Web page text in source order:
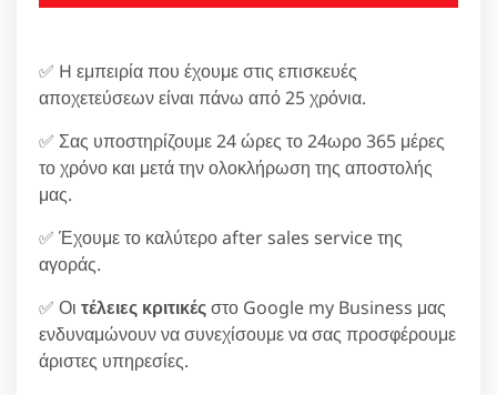
✅ H εμπειρία που έχουμε στις επισκευές
αποχετεύσεων είναι πάνω από 25 χρόνια.
✅ Σας υποστηρίζουμε 24 ώρες το 24ωρο 365 μέρες
το χρόνο και μετά την ολοκλήρωση της αποστολής
μας.
✅ Έχουμε το καλύτερο after sales service της
αγοράς.
✅ Οι τέλειες κριτικέςστο Google my Business μας
ενδυναμώνουν να συνεχίσουμε να σας προσφέρουμε
άριστες υπηρεσίες.